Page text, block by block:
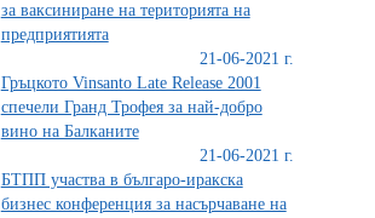
за ваксиниране на територията на
предприятията
21-06-2021 г.
Гръцкото Vinsanto Late Release 2001
спечели Гранд Трофея за най-добро
вино на Балканите
21-06-2021 г.
БТПП участва в българо-иракска
бизнес конференция за насърчаване на